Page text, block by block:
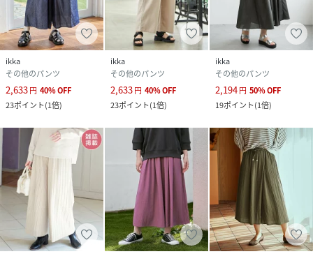
ikka
その他のパンツ
2,633円 40%OFF
23ポイント(1倍)
ikka
その他のパンツ
2,633円 40%OFF
23ポイント(1倍)
ikka
その他のパンツ
2,194円 50%OFF
19ポイント(1倍)